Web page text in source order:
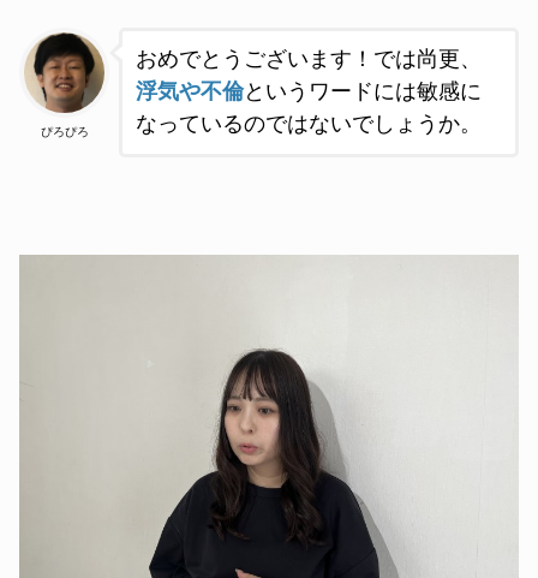
ぴろぴろ
おめでとうございます！ では尚更、
浮気や不倫というワードには敏感に
なっているのではないでしょうか。